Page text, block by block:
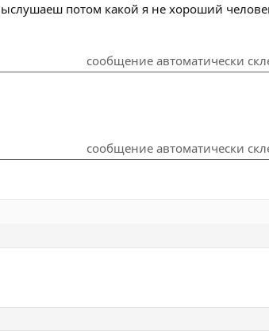
потом какой я не хороший
сообщение автоматически
сообщение автоматически